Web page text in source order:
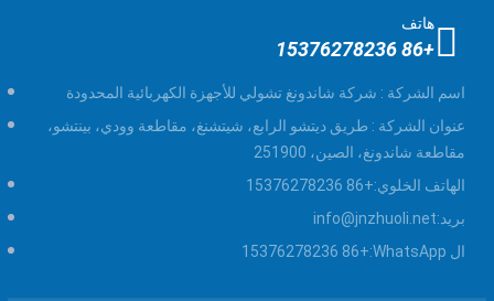
هاتف
+86 15376278236
اسم الشركة : شركة شاندونغ تشولي للأجهزة الكهربائية المحدودة
عنوان الشركة : طريق ديتشو الرابع، شيتشنغ، مقاطعة وودي، بينتشو،
مقاطعة شاندونغ، الصين، 251900
الهاتف الخلوي:+86 15376278236
بريد:info@jnzhuoli.net
ال WhatsApp:
+86 15376278236